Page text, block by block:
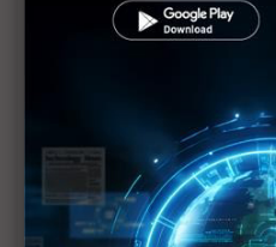
哲家：晶圓代工不存在捷徑
（台積1Q26法說）3奈米
產 成熟製程高價值導向
（台積1Q26法說）台積
魏哲家：有望成長逾30%